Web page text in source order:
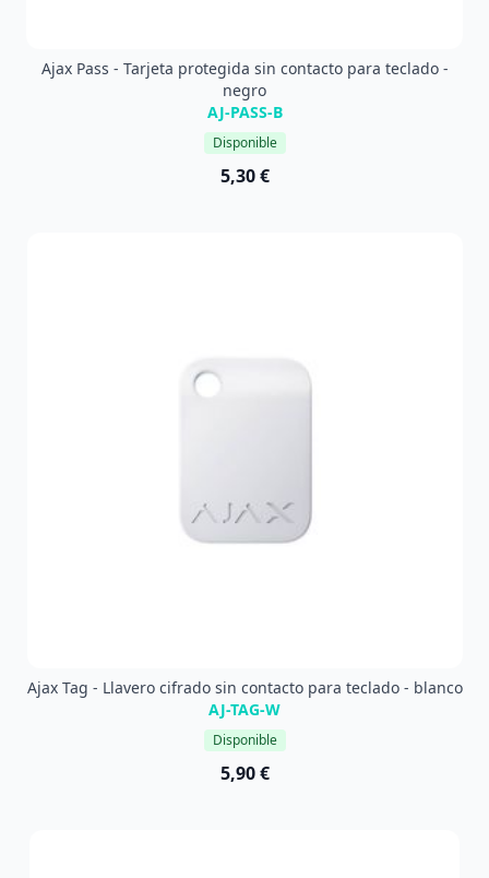
Ajax Pass - Tarjeta protegida sin contacto para teclado -
negro
AJ-PASS-B
Disponible
5,30 €
Ajax Tag - Llavero cifrado sin contacto para teclado - blanco
AJ-TAG-W
Disponible
5,90 €